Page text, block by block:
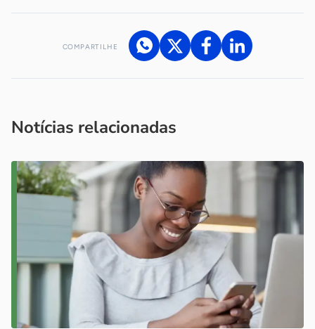
COMPARTILHE
Notícias relacionadas